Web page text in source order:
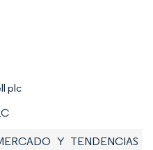
plc
Y TENDENCIAS